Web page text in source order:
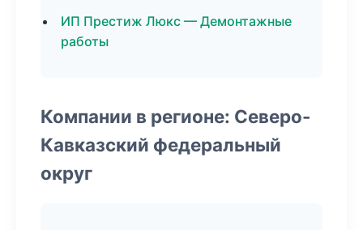
ИП Престиж Люкс — Демонтажные
работы
Компании в регионе: Северо-
Кавказский федеральный
округ